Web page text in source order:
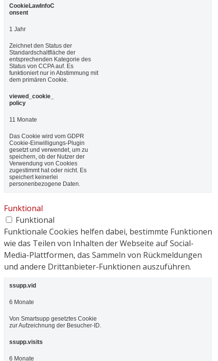
CookieLawInfoC
onsent
1 Jahr
Zeichnet den Status der
Standardschaltfläche der
entsprechenden Kategorie des
Status von CCPA auf. Es
funktioniert nur in Abstimmung mit
dem primären Cookie.
viewed_cookie_
policy
11 Monate
Das Cookie wird vom GDPR
Cookie-Einwilligungs-Plugin
gesetzt und verwendet, um zu
speichern, ob der Nutzer der
Verwendung von Cookies
zugestimmt hat oder nicht. Es
speichert keinerlei
personenbezogene Daten.
Funktional
Funktional
Funktionale Cookies helfen dabei, bestimmte Funktionen
wie das Teilen von Inhalten der Webseite auf Social-
Media-Plattformen, das Sammeln von Rückmeldungen
und andere Drittanbieter-Funktionen auszuführen.
ssupp.vid
6 Monate
Von Smartsupp gesetztes Cookie
zur Aufzeichnung der Besucher-ID.
ssupp.visits
6 Monate